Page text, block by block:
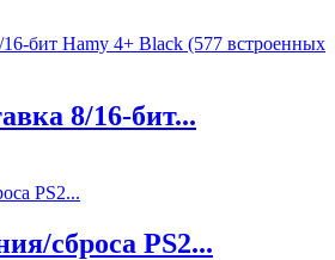
8/16-бит...
сброса PS2...